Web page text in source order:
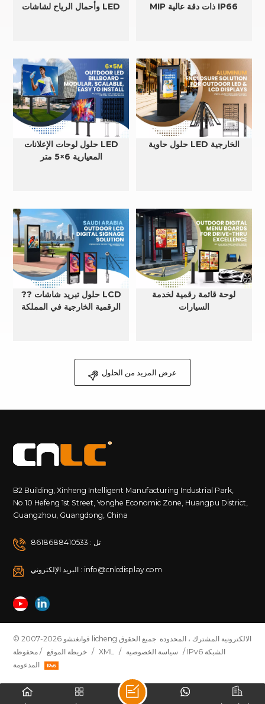
وأحمال الرياح لشاشات LED
MIP ذات دقة عالية IP66
حلول لوحات الإعلانات LED
المعيارية 6×5 متر
حلول حاوية LED الخارجية
?? حلول تبريد شاشات LCD
الرقمية الخارجية في المملكة
لوحة قائمة رقمية لخدمة
السيارات
عرض المزيد من الحلول
B2 Building, Xinheng Intelligent Manufacturing Industrial Park,
No.10 Hefeng 1st Street, Yonghe Economic Zone, Huangpu District,
Guangzhou, Guangdong, China
تل : 8618688410533
البريد الإلكتروني : info@cnlcdisplay.com
© 2007-2026 قوانغتشو licheng الالكترونية المشترك ، المحدودة جميع الحقوق
محفوظة / خريطة الموقع / XML / سياسة الخصوصية / IPv6 الشبكة